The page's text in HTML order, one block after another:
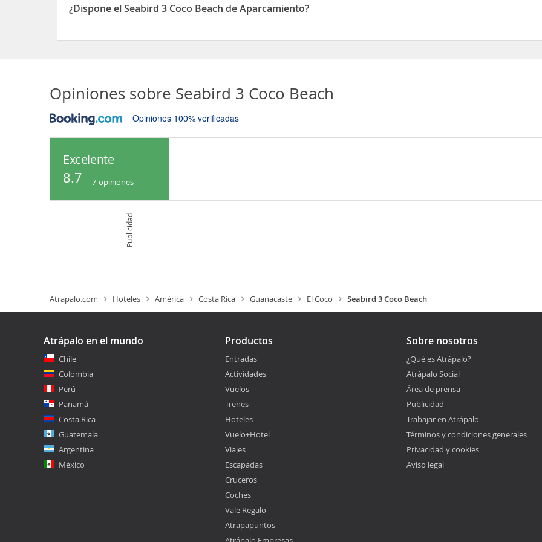
¿Dispone el Seabird 3 Coco Beach de Aparcamiento?
Opiniones sobre Seabird 3 Coco Beach
Opiniones 100% verificadas
Excelente
8.7 7 opiniones
Publicidad
Atrapalo.com Hoteles América Costa Rica Guanacaste El Coco Seabird 3 Coco Beach
Atrápalo en el mundo
Chile
Colombia
Perú
Panamá
Costa Rica
Guatemala
Argentina
México
Productos
Entradas
Actividades
Vuelos
Trenes
Hoteles
Vuelo+Hotel
Viajes
Escapadas
Cruceros
Coches
Vale Regalo
Atrapapuntos
Sobre nosotros
¿Qué es Atrápalo?
Atrápalo Social
Área de prensa
Publicidad
Trabajar en Atrápalo
Términos y condiciones generales
Privacidad y cookies
Aviso legal